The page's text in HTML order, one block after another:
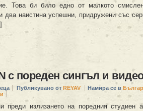
Това би било едно от малкото
два наистина успешни, придружени със
с пореден сингъл и
Публикувано от REYAV Намира се в
преди излизането на поредния студиен